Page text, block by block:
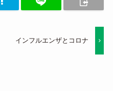
インフルエンザとコロナ